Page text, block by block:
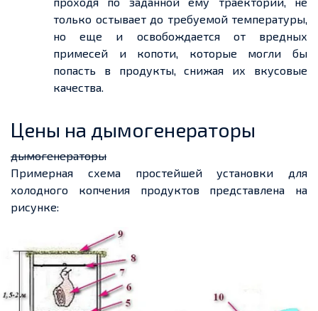
только остывает до требуемой температуры,
но еще и освобождается от вредных
примесей и копоти, которые могли бы
попасть в продукты, снижая их вкусовые
качества.
Цены на дымогенераторы
дымогенераторы
Примерная схема простейшей установки для
холодного копчения продуктов представлена на
рисунке: